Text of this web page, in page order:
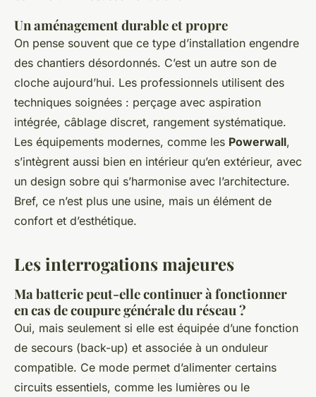
Un aménagement durable et propre
On pense souvent que ce type d’installation engendre
des chantiers désordonnés. C’est un autre son de
cloche aujourd’hui. Les professionnels utilisent des
techniques soignées : perçage avec aspiration
intégrée, câblage discret, rangement systématique.
Les équipements modernes, comme les Powerwall,
s’intègrent aussi bien en intérieur qu’en extérieur, avec
un design sobre qui s’harmonise avec l’architecture.
Bref, ce n’est plus une usine, mais un élément de
confort et d’esthétique.
Les interrogations majeures
Ma batterie peut-elle continuer à fonctionner
en cas de coupure générale du réseau ?
Oui, mais seulement si elle est équipée d’une fonction
de secours (back-up) et associée à un onduleur
compatible. Ce mode permet d’alimenter certains
circuits essentiels, comme les lumières ou le